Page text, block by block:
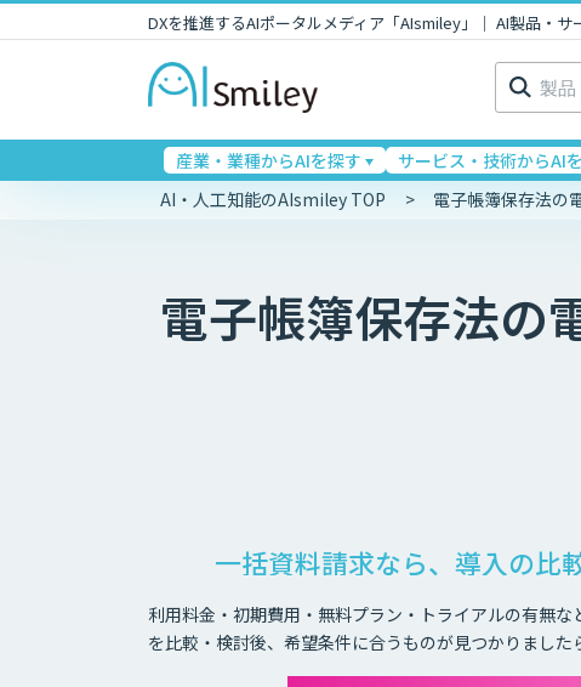
DXを推進するAIポータルメディア「AIsmiley」｜ AI製品・サ
検
索:
産業・業種からAIを探す サービス・技術からAI
AI・人工知能のAIsmiley TOP 電子帳簿保存法の
電子帳簿保存法の
一括資料請求なら、導入の比
利用料金・初期費用・無料プラン・トライアルの有無
を比較・検討後、希望条件に合うものが見つかりました